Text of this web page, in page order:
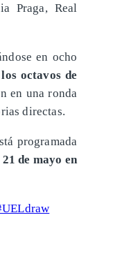
Praga, Real
en ocho
octavos de
en una ronda
directas.
programada
de mayo en